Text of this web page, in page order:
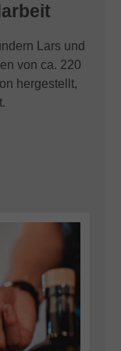
Lars und
von ca. 220
hergestellt,